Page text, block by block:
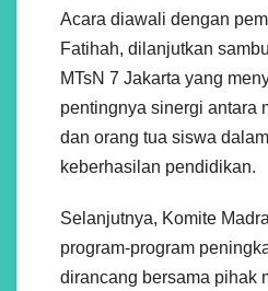
Acara diawali dengan
Fatihah, dilanjutkan
MTsN 7 Jakarta yang
pentingnya sinergi antara
dan orang tua siswa
keberhasilan pendidikan.
Selanjutnya, Komite
program-program
dirancang bersama pihak